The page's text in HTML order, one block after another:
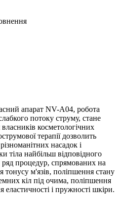
апарат NV-A04, робота
потоку струму, стане
косметологічних
терапії дозволить
насадок і
тіла найбільш відповідного
процедур, спрямованих на
тонусу м'язів, поліпшення стану
кіл під очима, поліпшення
еластичності і пружності шкіри.